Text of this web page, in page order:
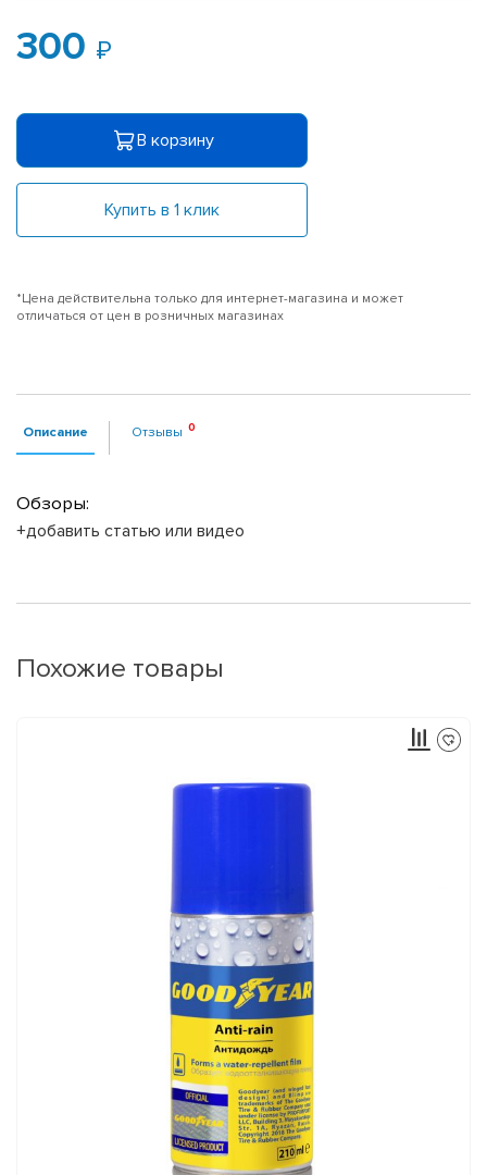
300
В корзину
Купить в 1 клик
*Цена действительна только для интернет-магазина и может
отличаться от цен в розничных магазинах
Описание Отзывы
Обзоры:
+добавить статью или видео
Похожие товары